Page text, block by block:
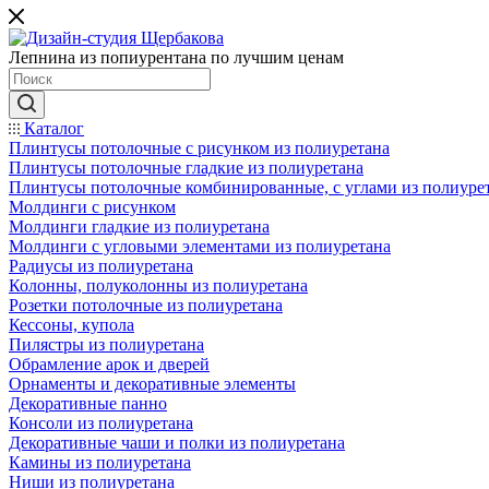
Лепнина из попиурентана по лучшим ценам
Каталог
Плинтусы потолочные с рисунком из полиуретана
Плинтусы потолочные гладкие из полиуретана
Плинтусы потолочные комбинированные, с углами из
Молдинги c рисунком
Молдинги гладкие из полиуретана
Молдинги с угловыми элементами из полиуретана
Радиусы из полиуретана
Колонны, полуколонны из полиуретана
Розетки потолочные из полиуретана
Кессоны, купола
Пилястры из полиуретана
Обрамление арок и дверей
Орнаменты и декоративные элементы
Декоративные панно
Консоли из полиуретана
Декоративные чаши и полки из полиуретана
Камины из полиуретана
Ниши из полиуретана